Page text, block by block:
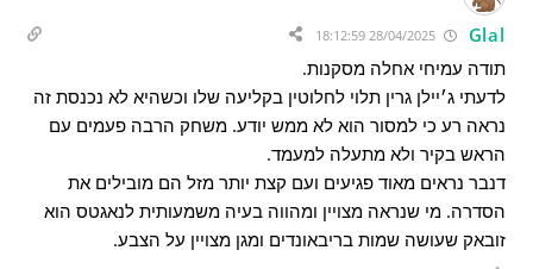
Glal
28/04/2025 18:12:59
תודה עמיחי אחלה מסקנות.
לדעתי ג׳יילן גרין תלוי לחלוטין בקליעה שלו וכשהיא לא נכנסת זה
נראה רע כי למסור הוא לא ממש יודע. משחק הרבה פעמים עם
הראש בקיר ולא מתעלה למעמד.
דנבר נראים מאוד פגיעים ועם קצת יותר מזל הם מובילים את
הסדרה. מי שנראה מצויין ומהווה בעיה משמעותית לנאגטס הוא
זובאק שעושה שמות בריבאונדים ומגן מצויין על הצבע.